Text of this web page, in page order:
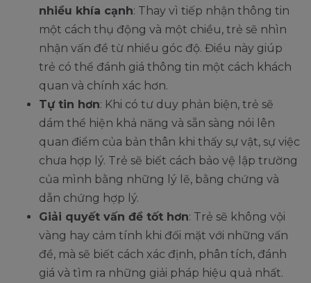
nhiều khía cạnh: Thay vì tiếp nhận thông tin
một cách thụ động và một chiều, trẻ sẽ nhìn
nhận vấn đề từ nhiều góc độ. Điều này giúp
trẻ có thể đánh giá thông tin một cách khách
quan và chính xác hơn.
Tự tin hơn: Khi có tư duy phản biện, trẻ sẽ
dám thể hiện khả năng và sẵn sàng nói lên
quan điểm của bản thân khi thấy sự vật, sự việc
chưa hợp lý. Trẻ sẽ biết cách bảo vệ lập trường
của mình bằng những lý lẽ, bằng chứng và
dẫn chứng hợp lý.
Giải quyết vấn đề tốt hơn: Trẻ sẽ không vội
vàng hay cảm tính khi đối mặt với những vấn
đề, mà sẽ biết cách xác định, phân tích, đánh
giá và tìm ra những giải pháp hiệu quả nhất.